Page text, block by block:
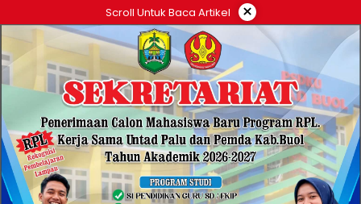
ke
konten
Scroll Untuk Baca Artikel ×